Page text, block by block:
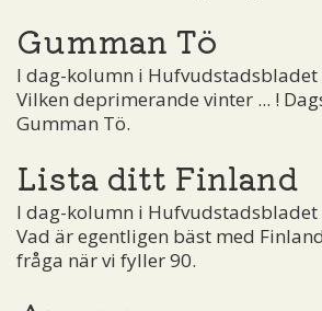
Gumman Tö
I dag-kolumn i Hufvudstadsbladet
Vilken deprimerande vinter ... !
Gumman Tö.
Lista ditt Finland
I dag-kolumn i Hufvudstadsbladet
Vad är egentligen bäst med
fråga när vi fyller 90.